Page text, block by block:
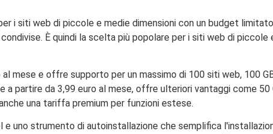
i siti web di piccole e medie dimensioni con un budget
È quindi la scelta più popolare per i siti web di piccole
mese e offre supporto per un massimo di 100 siti web, 100
partire da 3,99 euro al mese, offre ulteriori vantaggi come 50
una tariffa premium per funzioni estese.
uno strumento di autoinstallazione che semplifica